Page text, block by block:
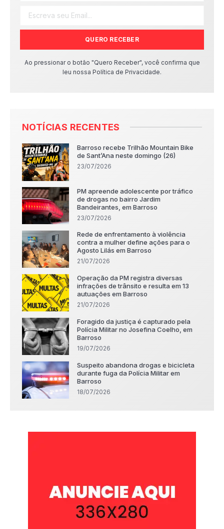
QUERO RECEBER
Ao pressionar o botão "Quero Receber", você confirma que
leu nossa Política de Privacidade.
NOTÍCIAS RECENTES
Barroso recebe Trilhão Mountain Bike
de Sant’Ana neste domingo (26)
23/07/2026
PM apreende adolescente por tráfico
de drogas no bairro Jardim
Bandeirantes, em Barroso
23/07/2026
Rede de enfrentamento à violência
contra a mulher define ações para o
Agosto Lilás em Barroso
21/07/2026
Operação da PM registra diversas
infrações de trânsito e resulta em 13
autuações em Barroso
21/07/2026
Foragido da justiça é capturado pela
Polícia Militar no Josefina Coelho, em
Barroso
19/07/2026
Suspeito abandona drogas e bicicleta
durante fuga da Polícia Militar em
Barroso
18/07/2026